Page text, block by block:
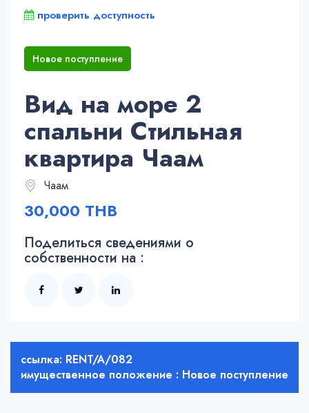
проверить доступность
Новое поступление
Вид на море 2
спальни Стильная
квартира Чаам
Чаам
30,000 THB
Поделиться сведениями о
собственности на :
ссылка: RENT/A/082
имущественное положение : Новое поступление